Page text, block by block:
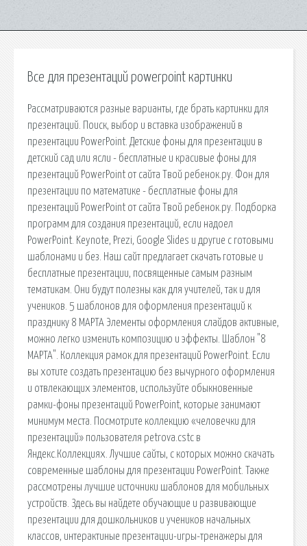
Все для презентаций powerpoint картинки
Рассматриваются разные варианты, где брать картинки для
презентаций. Поиск, выбор и вставка изображений в
презентации PowerPoint. Детские фоны для презентации в
детский сад или ясли - бесплатные и красивые фоны для
презентаций PowerPoint от сайта Твой ребенок.ру. Фон для
презентации по математике - бесплатные фоны для
презентаций PowerPoint от сайта Твой ребенок.ру. Подборка
программ для создания презентаций, если надоел
PowerPoint. Keynote, Prezi, Google Slides и другие с готовыми
шаблонами и без. Наш сайт предлагает скачать готовые и
бесплатные презентации, посвященные самым разным
тематикам. Они будут полезны как для учителей, так и для
учеников. 5 шаблонов для оформления презентаций к
празднику 8 МАРТА Элементы оформления слайдов активные,
можно легко изменить композицию и эффекты. Шаблон "8
МАРТА". Коллекция рамок для презентаций PowerPoint. Если
вы хотите создать презентацию без вычурного оформления
и отвлекающих элементов, используйте обыкновенные
рамки-фоны презентаций PowerPoint, которые занимают
минимум места. Посмотрите коллекцию «человечки для
презентаций» пользователя petrova.cstc в
Яндекс.Коллекциях. Лучшие сайты, с которых можно скачать
современные шаблоны для презентации PowerPoint. Также
рассмотрены лучшие источники шаблонов для мобильных
устройств. Здесь вы найдете обучающие и развивающие
презентации для дошкольников и учеников начальных
классов, интерактиные презентации-игры-тренажеры для